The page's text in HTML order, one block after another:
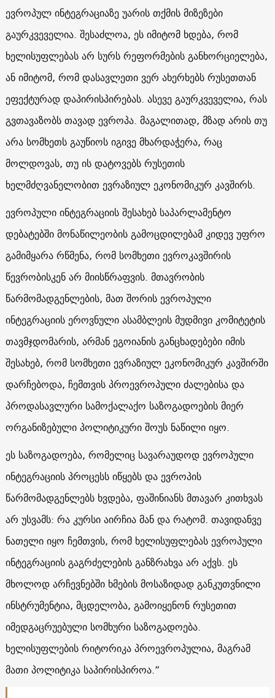
ევროპულ ინტეგრაციაზე უარის თქმის მიზეზები
გაურკვეველია. შესაძლოა, ეს იმიტომ ხდება, რომ
ხელისუფლებას არ სურს რეფორმების განხორციელება,
ან იმიტომ, რომ დასავლეთი ვერ ახერხებს რუსეთთან
ეფექტურად დაპირისპირებას. ასევე გაურკვეველია, რას
გვთავაზობს თავად ევროპა. მაგალითად, მზად არის თუ
არა სომხეთს გაუწიოს იგივე მხარდაჭერა, რაც
მოლდოვას, თუ ის დატოვებს რუსეთის
ხელმძღვანელობით ევრაზიულ ეკონომიკურ კავშირს.
ევროპული ინტეგრაციის შესახებ საპარლამენტო
დებატებში მონაწილეობის გამოცდილებამ კიდევ უფრო
გამიმყარა რწმენა, რომ სომხეთი ევროკავშირის
წევრობისკენ არ მიისწრაფვის. მთავრობის
წარმომადგენლების, მათ შორის ევროპული
ინტეგრაციის ეროვნული ასამბლეის მუდმივი კომიტეტის
თავმჯდომარის, არმან ეგოიანის განცხადებები იმის
შესახებ, რომ სომხეთი ევრაზიულ ეკონომიკურ კავშირში
დარჩებოდა, ჩემთვის პროევროპული ძალებისა და
პროდასავლური სამოქალაქო საზოგადოების მიერ
ორგანიზებული პოლიტიკური შოუს ნაწილი იყო.
ეს საზოგადოება, რომელიც სავარაუდოდ ევროპული
ინტეგრაციის პროცესს იწყებს და ევროპის
წარმომადგენლებს ხვდება, ფაშინიანს მთავარ კითხვას
არ უსვამს: რა კურსი აირჩია მან და რატომ. თავიდანვე
ნათელი იყო ჩემთვის, რომ ხელისუფლებას ევროპული
ინტეგრაციის გაგრძელების განზრახვა არ აქვს. ეს
მხოლოდ არჩევნებში ხმების მოსაზიდად განკუთვნილი
ინსტრუმენტია, მცდელობა, გამოიყენონ რუსეთით
იმედგაცრუებული სომხური საზოგადოება.
ხელისუფლების რიტორიკა პროევროპულია, მაგრამ
მათი პოლიტიკა საპირისპიროა.”